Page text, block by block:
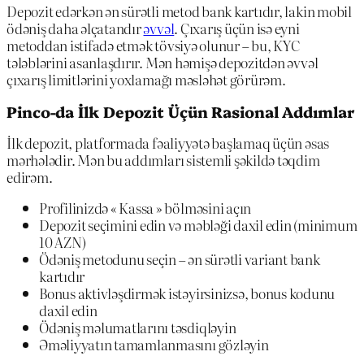
Depozit edərkən ən sürətli metod bank kartıdır, lakin mobil
ödəniş daha əlçatandırəvvəl. Çıxarış üçün isə eyni
metoddan istifadə etmək tövsiyə olunur – bu, KYC
tələblərini asanlaşdırır. Mən həmişə depozitdən əvvəl
çıxarış limitlərini yoxlamağı məsləhət görürəm.
Pinco-da İlk Depozit Üçün Rasional Addımlar
İlk depozit, platformada fəaliyyətə başlamaq üçün əsas
mərhələdir. Mən bu addımları sistemli şəkildə təqdim
edirəm.
Profilinizdə « Kassa » bölməsini açın
Depozit seçimini edin və məbləği daxil edin (minimum
10 AZN)
Ödəniş metodunu seçin – ən sürətli variant bank
kartıdır
Bonus aktivləşdirmək istəyirsinizsə, bonus kodunu
daxil edin
Ödəniş məlumatlarını təsdiqləyin
Əməliyyatın tamamlanmasını gözləyin